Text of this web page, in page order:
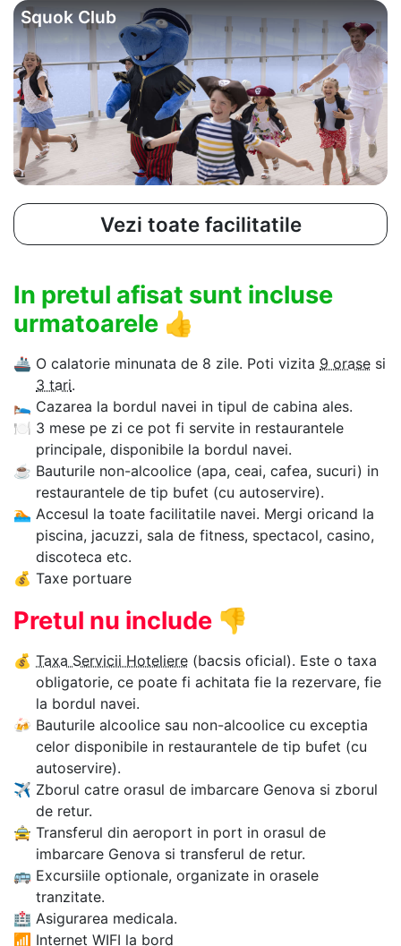
Squok Club
Vezi toate facilitatile
In pretul afisat sunt incluse
urmatoarele 👍
🚢 O calatorie minunata de 8 zile. Poti vizita 9 orase si
3 tari.
🛌 Cazarea la bordul navei in tipul de cabina ales.
🍽 3 mese pe zi ce pot fi servite in restaurantele
principale, disponibile la bordul navei.
☕ Bauturile non-alcoolice (apa, ceai, cafea, sucuri) in
restaurantele de tip bufet (cu autoservire).
🏊‍ Accesul la toate facilitatile navei. Mergi oricand la
piscina, jacuzzi, sala de fitness, spectacol, casino,
discoteca etc.
💰 Taxe portuare
Pretul nu include 👎
💰 Taxa Servicii Hoteliere (bacsis oficial). Este o taxa
obligatorie, ce poate fi achitata fie la rezervare, fie
la bordul navei.
🍻 Bauturile alcoolice sau non-alcoolice cu exceptia
celor disponibile in restaurantele de tip bufet (cu
autoservire).
✈ Zborul catre orasul de imbarcare Genova si zborul
de retur.
🚖 Transferul din aeroport in port in orasul de
imbarcare Genova si transferul de retur.
🚌 Excursiile optionale, organizate in orasele
tranzitate.
🏥 Asigurarea medicala.
📶 Internet WIFI la bord